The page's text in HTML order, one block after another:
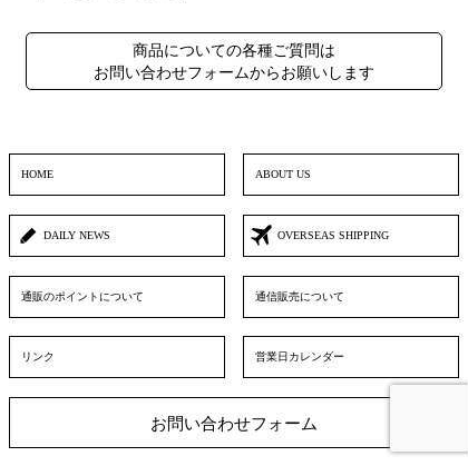
商品についての各種ご質問は
お問い合わせフォームからお願いします
HOME ABOUT US
DAILY NEWS OVERSEAS SHIPPING
通販のポイントについて 通信販売について
リンク 営業日カレンダー
お問い合わせフォーム